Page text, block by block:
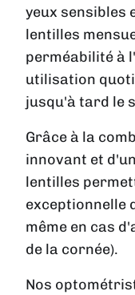
yeux sensibles
lentilles
perméabilité à
utilisation
jusqu'à tard le
Grâce à la
innovant et
lentilles
exceptionnelle
même en cas
de la cornée).
Nos